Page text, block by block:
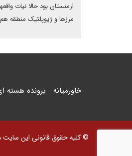
ارمنستان بود حالا نیات
مرزها و ژیوپلتیک منطقه
خاورمیانه پرونده هسته
© کلیه حقوق قانونی این سایت